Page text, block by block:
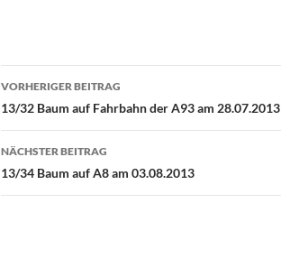
Beitragsnavigation
VORHERIGER BEITRAG
13/32 Baum auf Fahrbahn der A93 am 28.07.2013
NÄCHSTER BEITRAG
13/34 Baum auf A8 am 03.08.2013